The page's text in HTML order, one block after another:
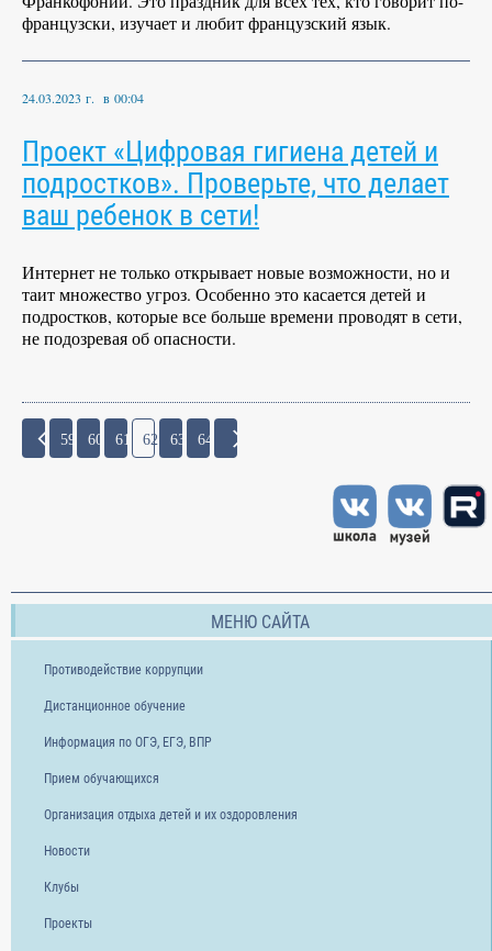
французски, изучает и любит французский язык.
24.03.2023 г. в 00:04
Проект «Цифровая гигиена детей и
подростков». Проверьте, что делает
ваш ребенок в сети!
Интернет не только открывает новые возможности, но и
таит множество угроз. Особенно это касается детей и
подростков, которые все больше времени проводят в сети,
не подозревая об опасности.
59 60 61 62 63 64
МЕНЮ САЙТА
Противодействие коррупции
Дистанционное обучение
Информация по ОГЭ, ЕГЭ, ВПР
Прием обучающихся
Организация отдыха детей и их оздоровления
Новости
Клубы
Проекты